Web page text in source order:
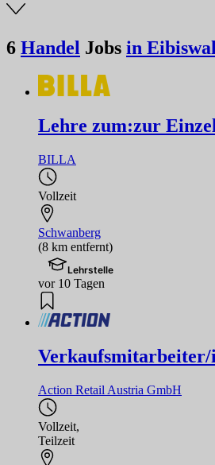
6 Handel Jobs in
Lehre zum:zur
BILLA
Vollzeit
Schwanberg
(8 km entfernt)
Lehrstelle
vor 10 Tagen
Action Retail Austria GmbH
Vollzeit,
Teilzeit